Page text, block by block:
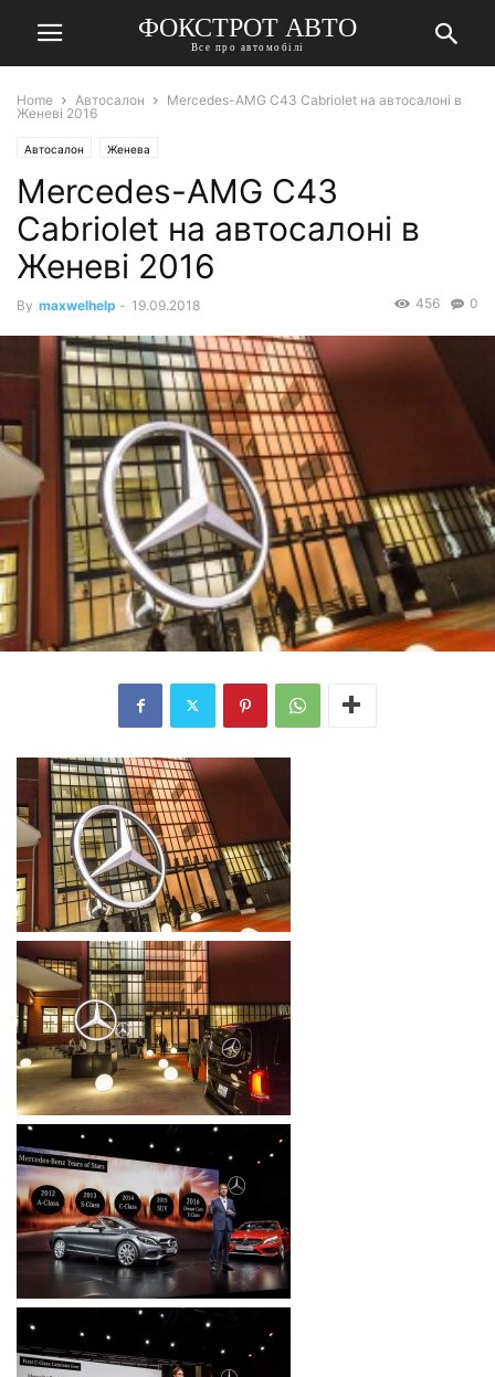
ФОКСТРОТ АВТО
Все про автомобілі
Home Автосалон
Mercedes-AMG C43 Cabriolet на автосалоні в
Женеві 2016
Автосалон Женева
Mercedes-AMG C43
Cabriolet на автосалоні в
Женеві 2016
By maxwelhelp - 19.09.2018 0
456